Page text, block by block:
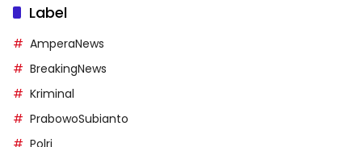
Label
AmperaNews
BreakingNews
Kriminal
PrabowoSubianto
Polri